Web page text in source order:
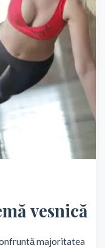
vesnică
majoritatea